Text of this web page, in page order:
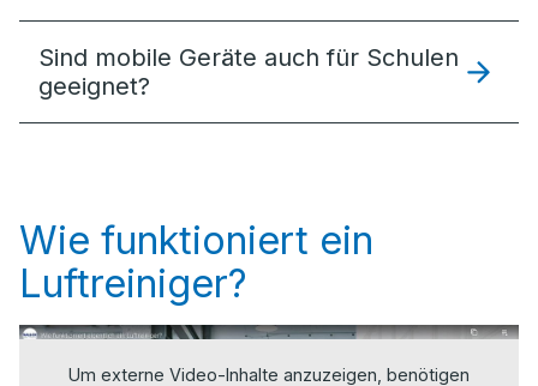
Sind mobile Geräte auch für Schulen
geeignet?
Wie funktioniert ein
Luftreiniger?
Um externe Video-Inhalte anzuzeigen, benötigen